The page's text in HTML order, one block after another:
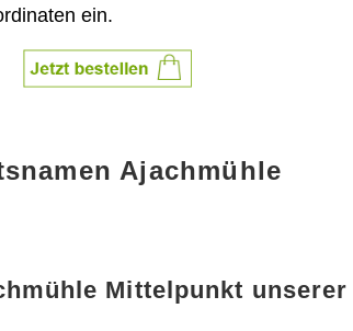
ein.
Ajachmühle
Mittelpunkt